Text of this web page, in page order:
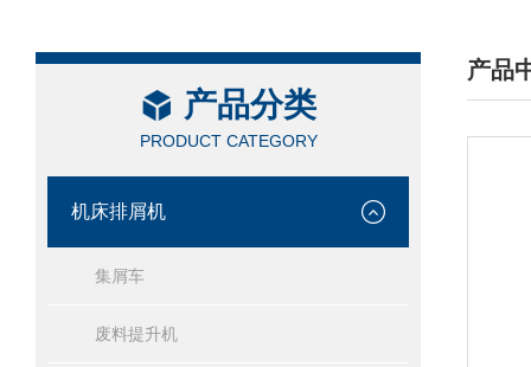
产品分类
PRODUCT CATEGORY
机床排屑机
集屑车
废料提升机
产品
/